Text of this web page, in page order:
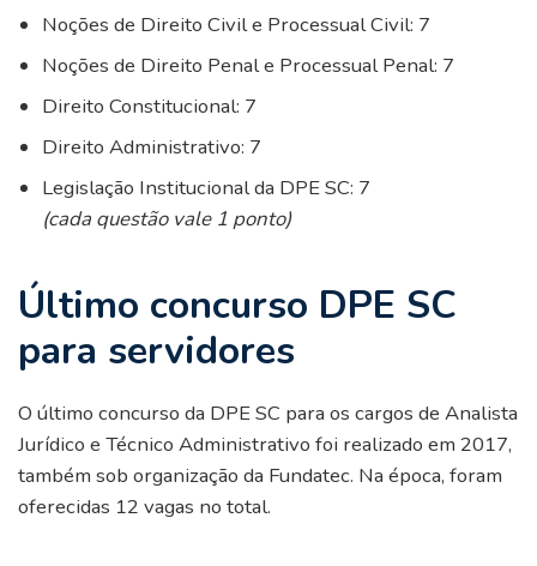
Noções de Direito Civil e Processual Civil: 7
Noções de Direito Penal e Processual Penal: 7
Direito Constitucional: 7
Direito Administrativo: 7
Legislação Institucional da DPE SC: 7
(cada questão vale 1 ponto)
Último concurso DPE SC
para servidores
O último concurso da DPE SC para os cargos de Analista
Jurídico e Técnico Administrativo foi realizado em 2017,
também sob organização da Fundatec. Na época, foram
oferecidas 12 vagas no total.